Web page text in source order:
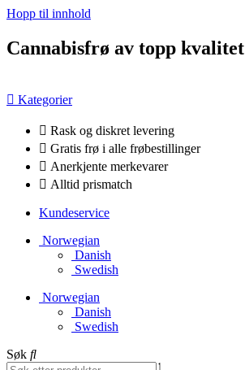
Hopp til innhold
Cannabisfrø av topp kvalitet
Kategorier
Rask og diskret levering
Gratis frø i alle frøbestillinger
Anerkjente merkevarer
Alltid prismatch
Kundeservice
Norwegian
Danish
Swedish
Norwegian
Danish
Swedish
Søk